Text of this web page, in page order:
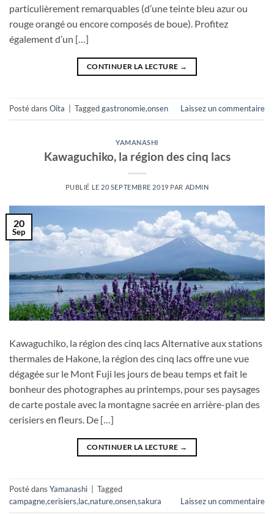
particulièrement remarquables (d’une teinte bleu azur ou
rouge orangé ou encore composés de boue). Profitez
également d’un […]
CONTINUER LA LECTURE →
Posté dans Oita Taggedgastronomie,onsen Laissez un commentaire
YAMANASHI
Kawaguchiko, la région des cinq lacs
PUBLIÉ LE 20 SEPTEMBRE 2019 PAR ADMIN
20
Sep
Kawaguchiko, la région des cinq lacs Alternative aux stations
thermales de Hakone, la région des cinq lacs offre une vue
dégagée sur le Mont Fuji les jours de beau temps et fait le
bonheur des photographes au printemps, pour ses paysages
de carte postale avec la montagne sacrée en arrière-plan des
cerisiers en fleurs. De […]
CONTINUER LA LECTURE →
Posté dans Yamanashi
Tagged
campagne,cerisiers,lac,nature,onsen,sakura Laissez un commentaire